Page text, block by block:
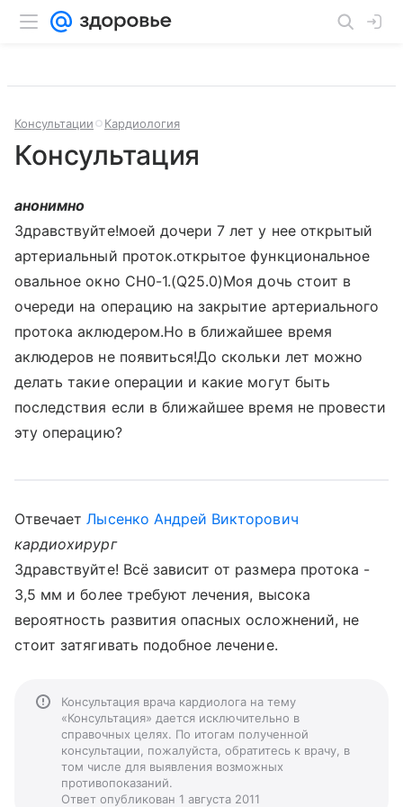
Консультации Кардиология
Консультация
анонимно
Здравствуйте!моей дочери 7 лет у нее открытый
артериальный проток.открытое функциональное
овальное окно CH0-1.(Q25.0)Моя дочь стоит в
очереди на операцию на закрытие артериального
протока аклюдером.Но в ближайшее время
аклюдеров не появиться!До скольки лет можно
делать такие операции и какие могут быть
последствия если в ближайшее время не провести
эту операцию?
ОтвечаетЛысенко Андрей Викторович
кардиохирург
Здравствуйте! Всё зависит от размера протока -
3,5 мм и более требуют лечения, высока
вероятность развития опасных осложнений, не
стоит затягивать подобное лечение.
Консультация врача кардиолога на тему
«Консультация» дается исключительно в
справочных целях. По итогам полученной
консультации, пожалуйста, обратитесь к врачу, в
том числе для выявления возможных
противопоказаний.
Ответ опубликован 1 августа 2011